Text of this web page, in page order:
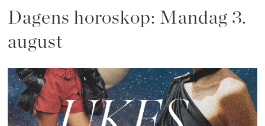
Dagens horoskop: Mandag 3.
august